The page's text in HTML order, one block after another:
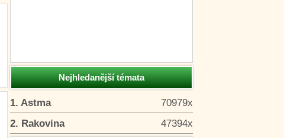
Nejhledanější témata
1. Astma
70979x
2. Rakovina
47394x